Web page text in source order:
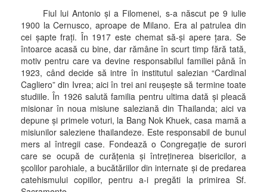
Fiul luiAntonio şi a Filomenei, s-a născut pe 9 iulie
1900 la Cernusco, aproape de Milano. Era al patrulea din
cei şapte fraţi. În 1917 este chemat să-şi apere ţara. Se
întoarce acasă cu bine, dar rămâne în scurt timp fără tată,
motiv pentru care va devine responsabilul familiei până în
1923, când decide să intre în institutul salezian “Cardinal
Cagliero” din Ivrea; aici în trei ani reuşeşte să termine toate
studiile. În 1926 salută familia pentru ultima dată şi pleacă
misionar în noua misiune saleziană din Thailanda; aici va
depune şi primele voturi, la Bang Nok Khuek, casa mamă a
misiunilor saleziene thailandeze. Este responsabil de bunul
mers al întregii case. Fondează o Congregaţie de surori
care se ocupă de curăţenia şi întreţinerea bisericilor, a
şcolilor parohiale, a bucătăriilor din internate şi de predarea
catehismului copiilor, pentru a-i pregăti la primirea Sf.